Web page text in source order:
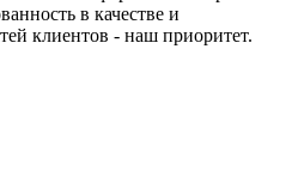
в качестве и
клиентов - наш приоритет.